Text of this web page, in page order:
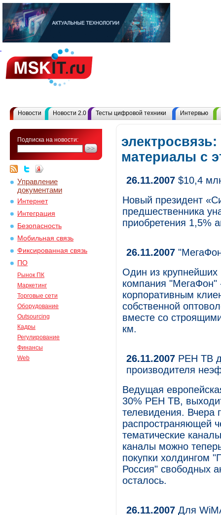
Новости Новости 2.0 Тесты цифровой техники Интервью
Подписка на новости:
Управление
документами
Интернет
Интеграция
Безопасность
Мобильная связь
Фиксированная связь
ПО
Рынок ПК
Маркетинг
Торговые сети
Оборудование
Outsourcing
Кадры
Регулирование
Финансы
Web
электросвязь:
материалы с
26.11.2007 $10,4
Новый президент
предшественника
приобретения 1,5%
26.11.2007
Один из крупнейших
компания "МегаФон"
корпоративным
собственной
вместе со
км.
26.11.2007 РЕН ТВ
производителя
Ведущая
30% РЕН ТВ,
телевидения. Вчера
распространяющей
тематические
каналы можно
покупки холдингом
Россия" свободных
осталось.
26.11.2007 Для